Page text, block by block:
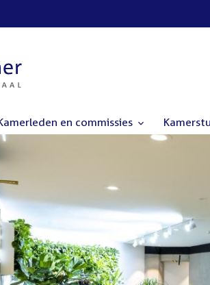
en commissies